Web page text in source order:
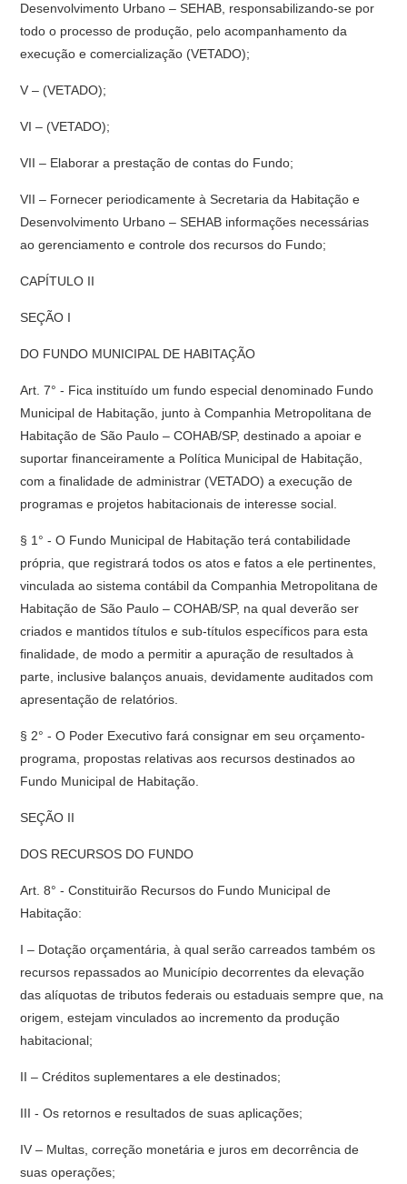
Desenvolvimento Urbano – SEHAB, responsabilizando-se por
todo o processo de produção, pelo acompanhamento da
execução e comercialização (VETADO);
V – (VETADO);
VI – (VETADO);
VII – Elaborar a prestação de contas do Fundo;
VII – Fornecer periodicamente à Secretaria da Habitação e
Desenvolvimento Urbano – SEHAB informações necessárias
ao gerenciamento e controle dos recursos do Fundo;
CAPÍTULO II
SEÇÃO I
DO FUNDO MUNICIPAL DE HABITAÇÃO
Art. 7° - Fica instituído um fundo especial denominado Fundo
Municipal de Habitação, junto à Companhia Metropolitana de
Habitação de São Paulo – COHAB/SP, destinado a apoiar e
suportar financeiramente a Política Municipal de Habitação,
com a finalidade de administrar (VETADO) a execução de
programas e projetos habitacionais de interesse social.
§ 1° - O Fundo Municipal de Habitação terá contabilidade
própria, que registrará todos os atos e fatos a ele pertinentes,
vinculada ao sistema contábil da Companhia Metropolitana de
Habitação de São Paulo – COHAB/SP, na qual deverão ser
criados e mantidos títulos e sub-títulos específicos para esta
finalidade, de modo a permitir a apuração de resultados à
parte, inclusive balanços anuais, devidamente auditados com
apresentação de relatórios.
§ 2° - O Poder Executivo fará consignar em seu orçamento-
programa, propostas relativas aos recursos destinados ao
Fundo Municipal de Habitação.
SEÇÃO II
DOS RECURSOS DO FUNDO
Art. 8° - Constituirão Recursos do Fundo Municipal de
Habitação:
I – Dotação orçamentária, à qual serão carreados também os
recursos repassados ao Município decorrentes da elevação
das alíquotas de tributos federais ou estaduais sempre que, na
origem, estejam vinculados ao incremento da produção
habitacional;
II – Créditos suplementares a ele destinados;
III - Os retornos e resultados de suas aplicações;
IV – Multas, correção monetária e juros em decorrência de
suas operações;